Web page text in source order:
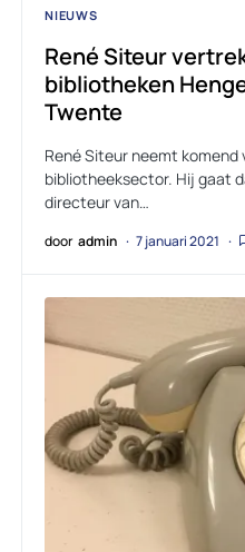
NIEUWS
René Siteur
bibliotheken
Twente
René Siteur neemt
bibliotheeksector. Hij gaat
directeur van…
door admin 7 januari 2021